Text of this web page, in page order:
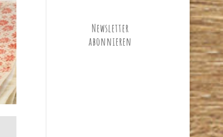
Newsletter
abonnieren